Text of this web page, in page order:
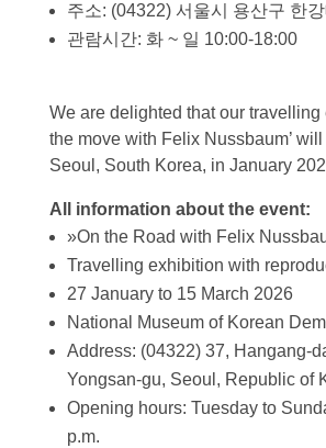
주소: (04322) 서울시 용산구 한
관람시간: 화 ~ 일 10:00-18:00
We are delighted that our travelling
the move with Felix Nussbaum’
Seoul, South Korea, in January
All information about the event:
»On the Road with Felix
Travelling exhibition with
27 January to 15 March 2026
National Museum of Korean
Address: (04322) 37, Hangang-
Yongsan-gu, Seoul, Republic of
Opening hours: Tuesday to
p.m.